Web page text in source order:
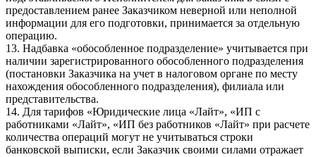
предоставлением ранее Заказчиком неверной или неполной
информации для его подготовки, принимается за отдельную
операцию.
13. Надбавка «обособленное подразделение» учитывается при
наличии зарегистрированного обособленного подразделения
(постановки Заказчика на учет в налоговом органе по месту
нахождения обособленного подразделения), филиала или
представительства.
14. Для тарифов «Юридические лица «Лайт», «ИП с
работниками «Лайт», «ИП без работников «Лайт» при расчете
количества операций могут не учитываться строки
банковской выписки, если Заказчик своими силами отражает